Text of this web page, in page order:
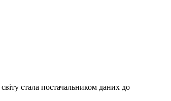
стала постачальником даних до